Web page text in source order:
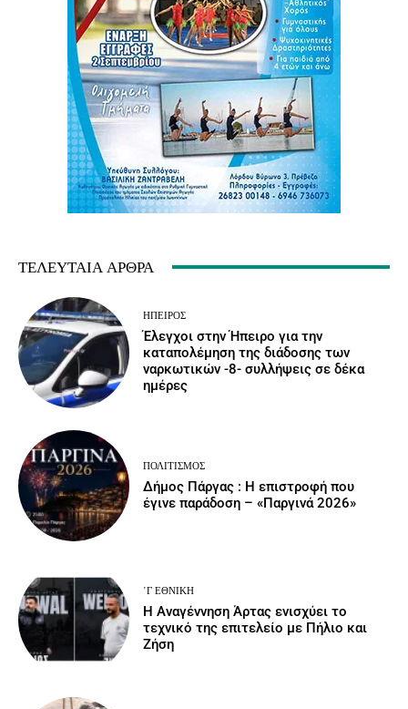
ΤΕΛΕΥΤΑΊΑ ΆΡΘΡΑ
ΉΠΕΙΡΟΣ
Έλεγχοι στην Ήπειρο για την
καταπολέμηση της διάδοσης των
ναρκωτικών -8- συλλήψεις σε δέκα
ημέρες
ΠΟΛΙΤΙΣΜΌΣ
Δήμος Πάργας : Η επιστροφή που
έγινε παράδοση – «Παργινά 2026»
΄Γ ΕΘΝΙΚΉ
Η Αναγέννηση Άρτας ενισχύει το
τεχνικό της επιτελείο με Πήλιο και
Ζήση